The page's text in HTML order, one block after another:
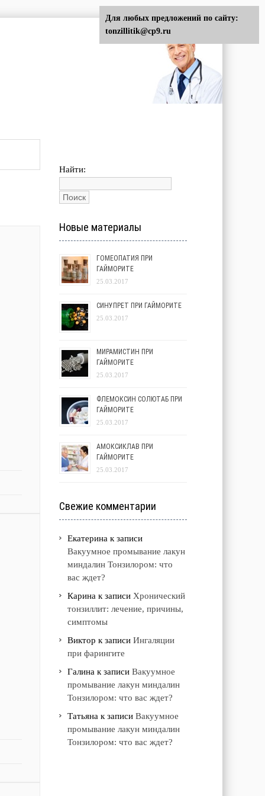
Найти:
Новые материалы
ГОМЕОПАТИЯ ПРИ
ГАЙМОРИТЕ
25.03.2017
СИНУПРЕТ ПРИ ГАЙМОРИТЕ
25.03.2017
МИРАМИСТИН ПРИ
ГАЙМОРИТЕ
25.03.2017
ФЛЕМОКСИН СОЛЮТАБ ПРИ
ГАЙМОРИТЕ
25.03.2017
АМОКСИКЛАВ ПРИ
ГАЙМОРИТЕ
25.03.2017
Свежие комментарии
Екатерина к записи
Вакуумное промывание лакун
миндалин Тонзилором: что
вас ждет?
Карина к записи Хронический
тонзиллит: лечение, причины,
симптомы
Виктор к записи Ингаляции
при фарингите
Галина к записи Вакуумное
промывание лакун миндалин
Тонзилором: что вас ждет?
Татьяна к записи Вакуумное
промывание лакун миндалин
Тонзилором: что вас ждет?
Для любых предложений по сайту:
tonzillitik@cp9.ru